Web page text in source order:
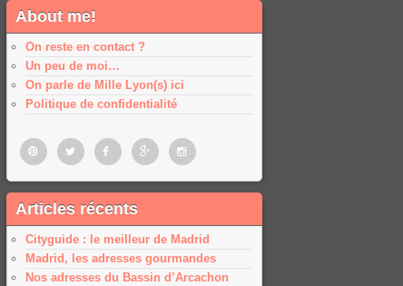
About me!
On reste en contact ?
Un peu de moi…
On parle de Mille Lyon(s) ici
Politique de confidentialité
PinterestTwitter FacebookGoogle
plus
Google
Articles récents
Cityguide : le meilleur de Madrid
Madrid, les adresses gourmandes
Nos adresses du Bassin d’Arcachon